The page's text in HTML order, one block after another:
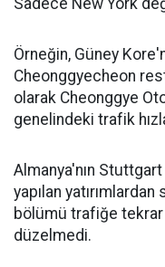
Sadece New York
Örneğin, Güney
Cheonggyecheon
olarak Cheonggye
genelindeki trafik
Almanya'nın
yapılan
bölümü trafiğe
düzelmedi.